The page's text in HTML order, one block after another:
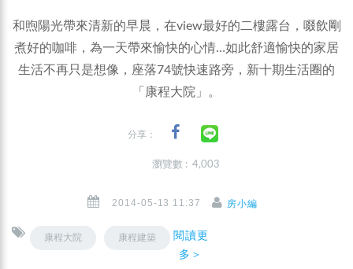
和煦陽光帶來清新的早晨，在view最好的二樓露台，啜飲剛
煮好的咖啡，為一天帶來愉快的心情…如此舒適愉快的家居
生活不再只是想像，座落74號快速路旁，新十期生活圈的
「康程大院」。
分享：
瀏覽數 : 4,003
2014-05-13 11:37 房小編
康程大院 康程建築
閱讀更
多＞